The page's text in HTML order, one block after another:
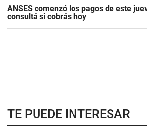
ANSES comenzó los pagos de este
consultá si cobrás hoy
TE PUEDE INTERESAR